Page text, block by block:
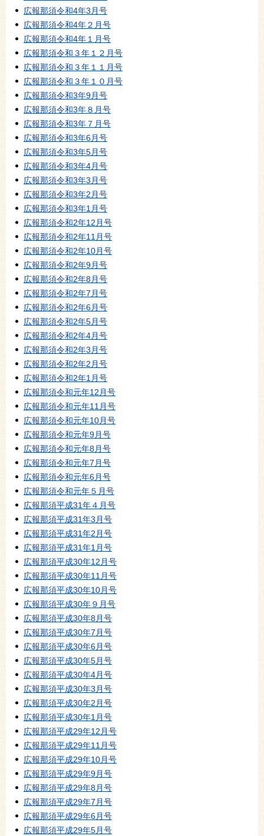
広報那須令和4年3月号
広報那須令和4年２月号
広報那須令和4年１月号
広報那須令和３年１２月号
広報那須令和３年１１月号
広報那須令和３年１０月号
広報那須令和3年9月号
広報那須令和3年８月号
広報那須令和3年７月号
広報那須令和3年6月号
広報那須令和3年5月号
広報那須令和3年4月号
広報那須令和3年3月号
広報那須令和3年2月号
広報那須令和3年1月号
広報那須令和2年12月号
広報那須令和2年11月号
広報那須令和2年10月号
広報那須令和2年9月号
広報那須令和2年8月号
広報那須令和2年7月号
広報那須令和2年6月号
広報那須令和2年5月号
広報那須令和2年4月号
広報那須令和2年3月号
広報那須令和2年2月号
広報那須令和2年1月号
広報那須令和元年12月号
広報那須令和元年11月号
広報那須令和元年10月号
広報那須令和元年9月号
広報那須令和元年8月号
広報那須令和元年7月号
広報那須令和元年6月号
広報那須令和元年５月号
広報那須平成31年４月号
広報那須平成31年3月号
広報那須平成31年2月号
広報那須平成31年1月号
広報那須平成30年12月号
広報那須平成30年11月号
広報那須平成30年10月号
広報那須平成30年９月号
広報那須平成30年8月号
広報那須平成30年7月号
広報那須平成30年6月号
広報那須平成30年5月号
広報那須平成30年4月号
広報那須平成30年3月号
広報那須平成30年2月号
広報那須平成30年1月号
広報那須平成29年12月号
広報那須平成29年11月号
広報那須平成29年10月号
広報那須平成29年9月号
広報那須平成29年8月号
広報那須平成29年7月号
広報那須平成29年6月号
広報那須平成29年5月号